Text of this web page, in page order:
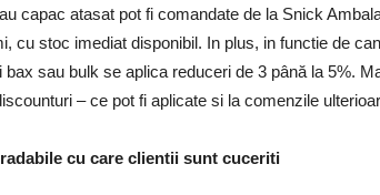
capac atasat pot fi comandate de la Snick
cu stoc imediat disponibil. In plus, in functie de
sau bulk se aplica reduceri de 3 până la 5%.
– ce pot fi aplicate si la comenzile
cu care clientii sunt cuceriti